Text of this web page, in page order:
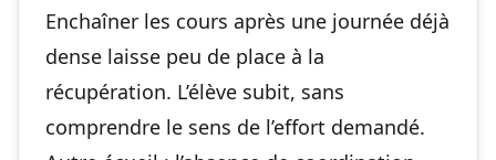
Enchaîner les cours après une journée déjà
dense laisse peu de place à la
récupération. L’élève subit, sans
comprendre le sens de l’effort demandé.